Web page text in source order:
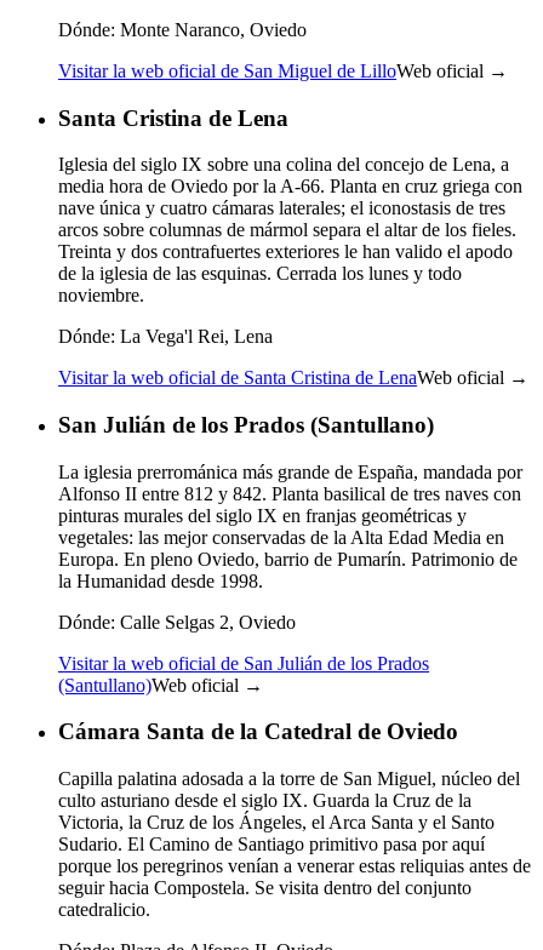
Dónde: Monte Naranco, Oviedo
Visitar la web oficial de San Miguel de LilloWeb oficial →
Santa Cristina de Lena
Iglesia del siglo IX sobre una colina del concejo de Lena, a
media hora de Oviedo por la A-66. Planta en cruz griega con
nave única y cuatro cámaras laterales; el iconostasis de tres
arcos sobre columnas de mármol separa el altar de los fieles.
Treinta y dos contrafuertes exteriores le han valido el apodo
de la iglesia de las esquinas. Cerrada los lunes y todo
noviembre.
Dónde: La Vega'l Rei, Lena
Visitar la web oficial de Santa Cristina de LenaWeb oficial →
San Julián de los Prados (Santullano)
La iglesia prerrománica más grande de España, mandada por
Alfonso II entre 812 y 842. Planta basilical de tres naves con
pinturas murales del siglo IX en franjas geométricas y
vegetales: las mejor conservadas de la Alta Edad Media en
Europa. En pleno Oviedo, barrio de Pumarín. Patrimonio de
la Humanidad desde 1998.
Dónde: Calle Selgas 2, Oviedo
Visitar la web oficial de San Julián de los Prados
(Santullano)Web oficial →
Cámara Santa de la Catedral de Oviedo
Capilla palatina adosada a la torre de San Miguel, núcleo del
culto asturiano desde el siglo IX. Guarda la Cruz de la
Victoria, la Cruz de los Ángeles, el Arca Santa y el Santo
Sudario. El Camino de Santiago primitivo pasa por aquí
porque los peregrinos venían a venerar estas reliquias antes de
seguir hacia Compostela. Se visita dentro del conjunto
catedralicio.